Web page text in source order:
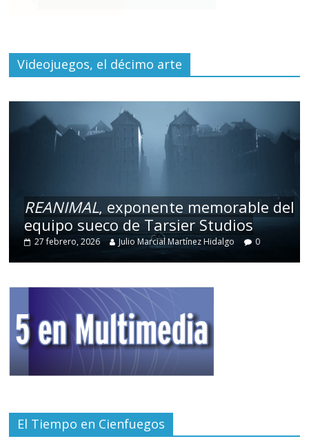
Videojuegos, el décimo arte
REANIMAL, exponente memorable del
equipo sueco de Tarsier Studios
27 febrero, 2026 Julio Marcial Martínez Hidalgo 0
El Tiempo en Cienfuegos